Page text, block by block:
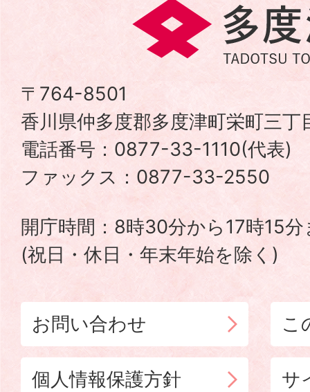
多
度
町
TADOTSU
TOWN
〒764-8501
香川県仲多度郡多度津町栄町三
電話番号：0877-33-1110(代表)
ファックス：0877-33-2550
開庁時間：8時30分から17時15分
(祝日・休日・年末年始を除く)
お問い合わせ こ
個人情報保護方針 サ